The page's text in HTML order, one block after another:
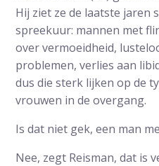
Hij ziet ze de laatste jaren
spreekuur: mannen met
over vermoeidheid,
problemen, verlies aan
dus die sterk lijken op de
vrouwen in de overgang.
Is dat niet gek, een man
Nee, zegt Reisman, dat is